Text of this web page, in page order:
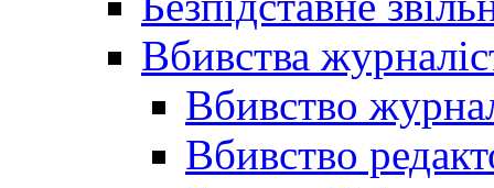
Вбивства
Вбивство
Вбивство